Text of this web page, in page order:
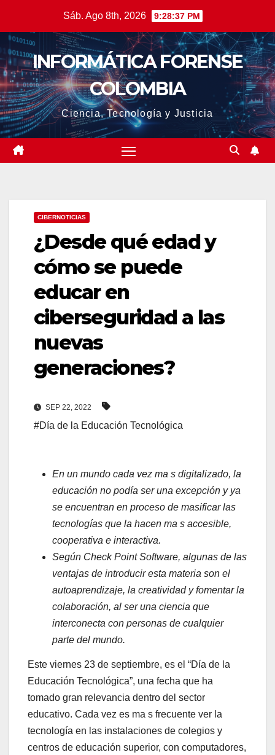
contenido
Sáb. Ago 8th, 2026 9:28:38 PM
INFORMÁTICA FORENSE
COLOMBIA
Ciencia, Tecnología y Justicia
CIBERNOTICIAS
¿Desde qué edad y
cómo se puede
educar en
ciberseguridad a las
nuevas
generaciones?
SEP 22, 2022
#Día de la Educación Tecnológica
En un mundo cada vez ma s digitalizado, la
educación no podía ser una excepción y ya
se encuentran en proceso de masificar las
tecnologías que la hacen ma s accesible,
cooperativa e interactiva.
Según Check Point Software, algunas de las
ventajas de introducir esta materia son el
autoaprendizaje, la creatividad y fomentar la
colaboración, al ser una ciencia que
interconecta con personas de cualquier
parte del mundo.
Este viernes 23 de septiembre, es el “Día de la
Educación Tecnológica”, una fecha que ha
tomado gran relevancia dentro del sector
educativo. Cada vez es ma s frecuente ver la
tecnología en las instalaciones de colegios y
centros de educación superior, con computadores,